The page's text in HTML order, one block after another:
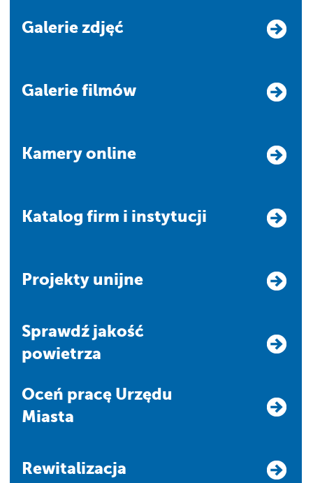
Galerie zdjęć
Galerie filmów
Kamery online
Katalog firm i instytucji
Projekty unijne
Sprawdź jakość
powietrza
Oceń pracę Urzędu
Miasta
Rewitalizacja